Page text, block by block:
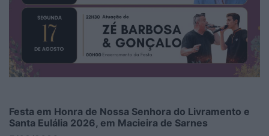
Festa em Honra de Nossa Senhora do Livramento e
Santa Eulália 2026, em Macieira de Sarnes